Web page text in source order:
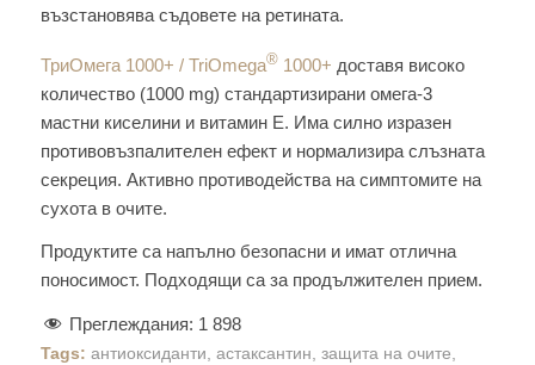
възстановява съдовете на ретината.
ТриОмега 1000+ / TriOmega®1000+ доставя високо
количество (1000 mg) стандартизирани омега-3
мастни киселини и витамин E. Има силно изразен
противовъзпалителен ефект и нормализира слъзната
секреция. Активно противодейства на симптомите на
сухота в очите.
Продуктите са напълно безопасни и имат отлична
поносимост. Подходящи са за продължителен прием.
Преглеждания: 1 898
Tags: антиоксиданти, астаксантин, защита на очите,